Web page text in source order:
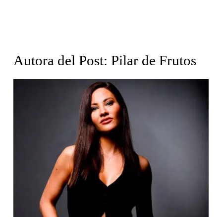
Autora del Post: Pilar de Frutos